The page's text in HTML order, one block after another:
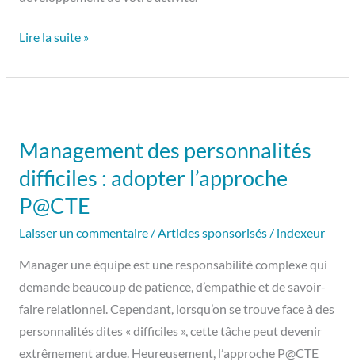
Lire la suite »
Management des personnalités
difficiles : adopter l’approche
P@CTE
Laisser un commentaire /Articles sponsorisés/ indexeur
Manager une équipe est une responsabilité complexe qui
demande beaucoup de patience, d’empathie et de savoir-
faire relationnel. Cependant, lorsqu’on se trouve face à des
personnalités dites « difficiles », cette tâche peut devenir
extrêmement ardue. Heureusement, l’approche P@CTE
personnalités
difficiles
:
adopter
l’approche
P@CTE